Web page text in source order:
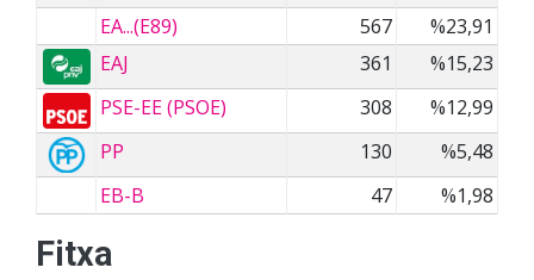
EA...(E89)
567
%23,91
EAJ
361
%15,23
PSE-EE (PSOE)
308
%12,99
PP
130
%5,48
EB-B
47 %1,98
Fitxa